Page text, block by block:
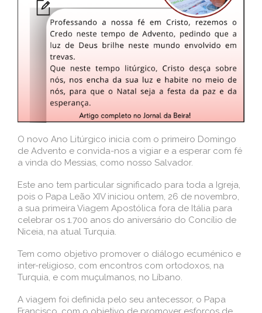
O novo Ano Litúrgico inicia com o primeiro Domingo
de Advento e convida-nos a vigiar e a esperar com fé
a vinda do Messias, como nosso Salvador.
Este ano tem particular significado para toda a Igreja,
pois o Papa Leão XIV iniciou ontem, 26 de novembro,
a sua primeira Viagem Apostólica fora de Itália para
celebrar os 1.700 anos do aniversário do Concílio de
Niceia, na atual Turquia.
Tem como objetivo promover o diálogo ecuménico e
inter-religioso, com encontros com ortodoxos, na
Turquia, e com muçulmanos, no Líbano.
A viagem foi definida pelo seu antecessor, o Papa